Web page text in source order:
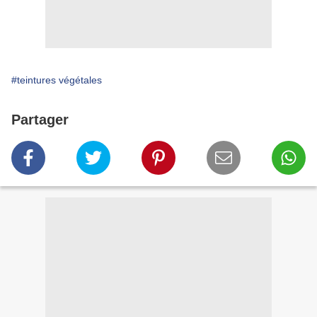
#teintures végétales
Partager